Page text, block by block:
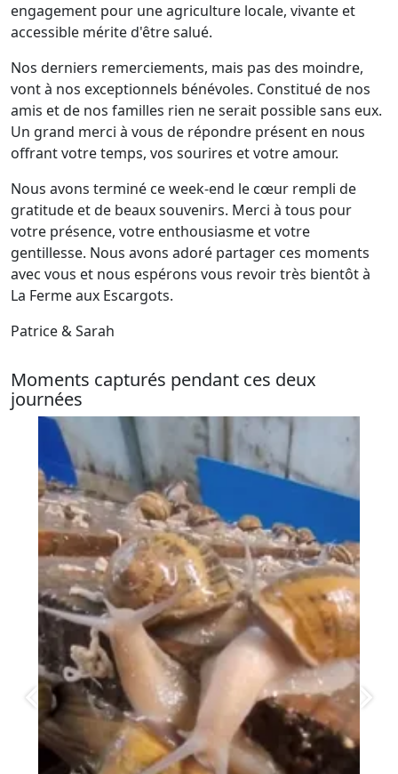
engagement pour une agriculture locale, vivante et
accessible mérite d'être salué.
Nos derniers remerciements, mais pas des moindre,
vont à nos exceptionnels bénévoles. Constitué de nos
amis et de nos familles rien ne serait possible sans eux.
Un grand merci à vous de répondre présent en nous
offrant votre temps, vos sourires et votre amour.
Nous avons terminé ce week-end le cœur rempli de
gratitude et de beaux souvenirs. Merci à tous pour
votre présence, votre enthousiasme et votre
gentillesse. Nous avons adoré partager ces moments
avec vous et nous espérons vous revoir très bientôt à
La Ferme aux Escargots.
Patrice & Sarah
Moments capturés pendant ces deux
journées